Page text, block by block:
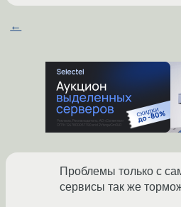
←
Проблемы только с
сервисы так же